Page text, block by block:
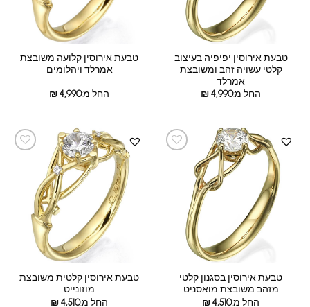
טבעת אירוסין יפיפיה בעיצוב
קלטי עשויה זהב ומשובצת
אמרלד
החל מ:
₪4,990
טבעת אירוסין קלועה משובצת
אמרלד ויהלומים
החל מ: ₪4,990
טבעת אירוסין בסגנון קלטי
מזהב משובצת מואסניט
החל מ:
₪4,510
טבעת אירוסין קלטית משובצת
מוזונייט
החל מ:
₪4,510